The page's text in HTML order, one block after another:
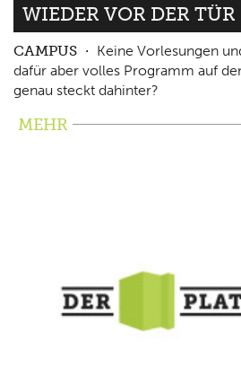
WIEDER VOR DER TÜR
CAMPUS
Keine Vorlesungen
dafür aber volles Programm auf
genau steckt dahinter?
MEHR